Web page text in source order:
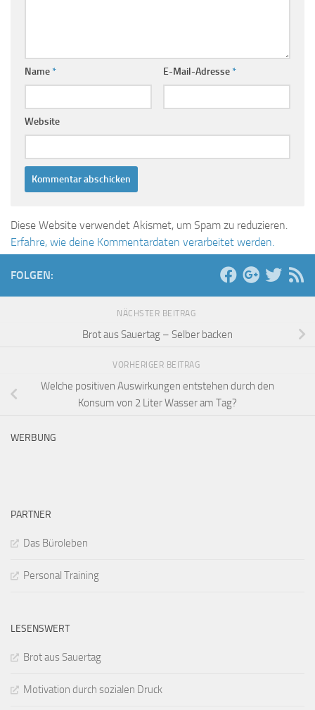
Name* E-Mail-Adresse*
Website
Diese Website verwendet Akismet, um Spam zu reduzieren.
Erfahre, wie deine Kommentardaten verarbeitet werden.
FOLGEN:
NÄCHSTER BEITRAG
Brot aus Sauertag – Selber backen
VORHERIGER BEITRAG
Welche positiven Auswirkungen entstehen durch den
Konsum von 2 Liter Wasser am Tag?
WERBUNG
PARTNER
Das Büroleben
Personal Training
LESENSWERT
Brot aus Sauertag
Motivation durch sozialen Druck